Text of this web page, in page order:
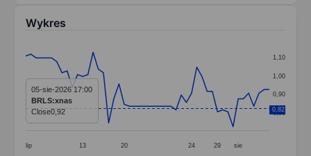
Wykres
Line chart with 48 data points.
The chart has 1 X axis displaying categories.
The chart has 1 Y axis displaying values. Data ranges
lip 13 20 24 29 sie
0,80
0,90
1,00
1,10
0,82
05-sie-2026 17:00
BRLS:xnas
Close0,92